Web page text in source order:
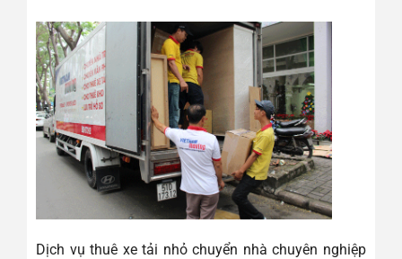
Dịch vụ thuê xe tải nhỏ chuyển nhà chuyên nghiệp